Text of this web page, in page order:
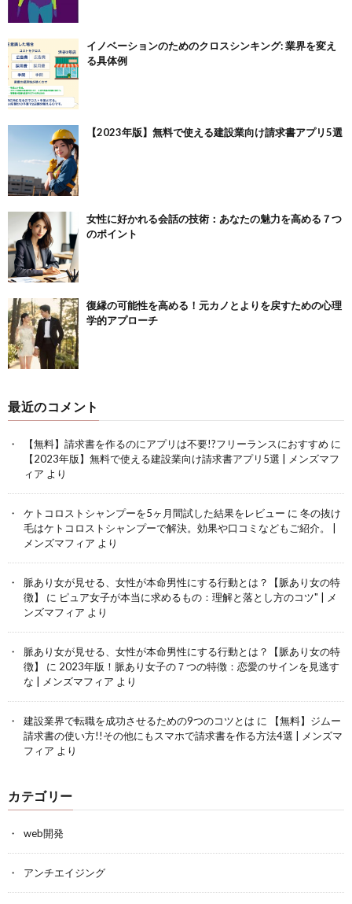
イノベーションのためのクロスシンキング: 業界を変え
る具体例
【2023年版】無料で使える建設業向け請求書アプリ5選
女性に好かれる会話の技術：あなたの魅力を高める７つ
のポイント
復縁の可能性を高める！元カノとよりを戻すための心理
学的アプローチ
最近のコメント
【無料】請求書を作るのにアプリは不要!?フリーランスにおすすめ に
【2023年版】無料で使える建設業向け請求書アプリ5選 | メンズマフ
ィア より
ケトコロストシャンプーを5ヶ月間試した結果をレビュー に 冬の抜け
毛はケトコロストシャンプーで解決。効果や口コミなどもご紹介。 |
メンズマフィア より
脈あり女が見せる、女性が本命男性にする行動とは？【脈あり女の特
徴】
に ピュア女子が本当に求めるもの：理解と落とし方のコツ" | メ
ンズマフィア より
脈あり女が見せる、女性が本命男性にする行動とは？【脈あり女の特
徴】
に 2023年版！脈あり女子の７つの特徴：恋愛のサインを見逃す
な | メンズマフィア より
建設業界で転職を成功させるための9つのコツとは に
【無料】ジムー
請求書の使い方!!その他にもスマホで請求書を作る方法4選 | メンズマ
フィア より
カテゴリー
web開発
アンチエイジング